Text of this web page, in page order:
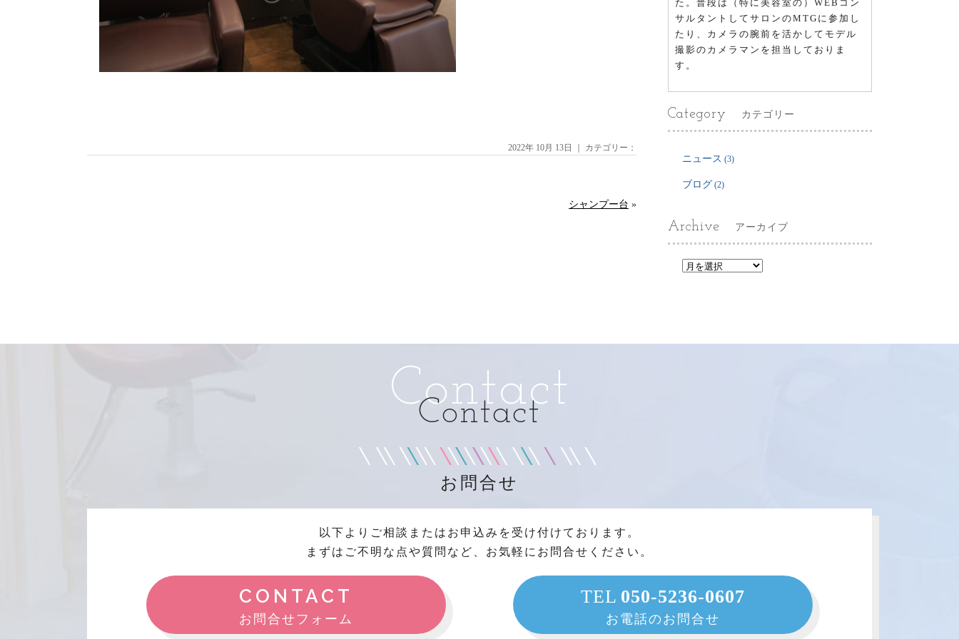
2022年 10月 13日 ｜ カテゴリー：
シャンプー台 »
た。普段は（特に美容室の）WEBコン
サルタントしてサロンのMTGに参加し
たり、カメラの腕前を活かしてモデル
撮影のカメラマンを担当しておりま
す。
Category カテゴリー
ニュース (3)
ブログ (2)
Archive アーカイブ
Contact
Contact
お問合せ
以下よりご相談またはお申込みを受け付けております。
まずはご不明な点や質問など、お気軽にお問合せください。
CONTACT
お問合せフォーム
TEL 050-5236-0607
お電話のお問合せ